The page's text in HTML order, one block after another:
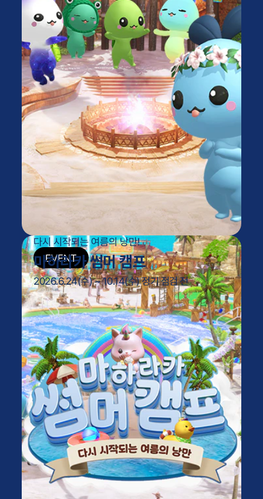
다시 시작되는 여름의 낭만!
마하라카 썸머 캠프
2026.6.24(수) ~ 10.14(수) 정기 점검 전